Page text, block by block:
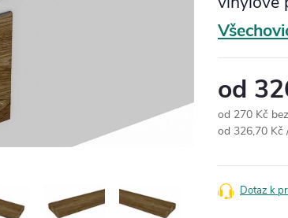
od
od 270 Kč
Měrná cena:
od 326,70 Kč
Dotaz k